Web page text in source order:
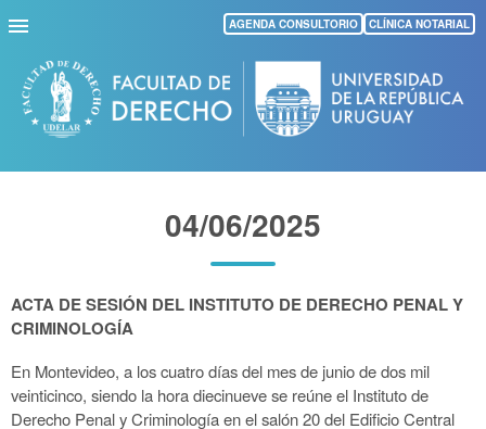
Pasar
al
contenido
principal
AGENDA CONSULTORIO CLÍNICA NOTARIAL
04/06/2025
ACTA DE SESIÓN DEL INSTITUTO DE DERECHO PENAL Y
CRIMINOLOGÍA
En Montevideo, a los cuatro días del mes de junio de dos mil
veinticinco, siendo la hora diecinueve se reúne el Instituto de
Derecho Penal y Criminología en el salón 20 del Edificio Central